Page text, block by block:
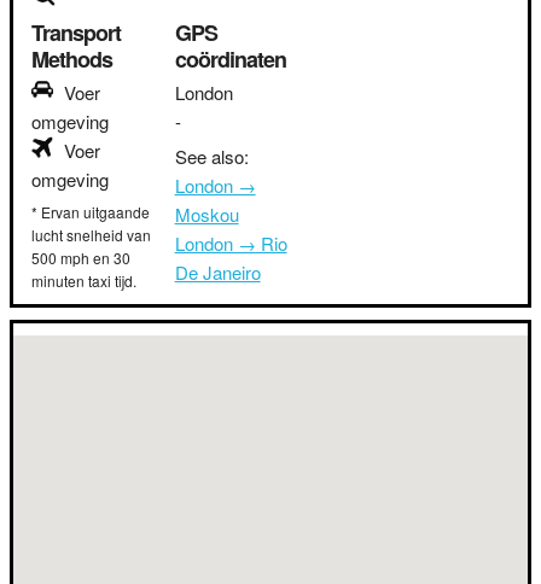
Transport
Methods
Voer
omgeving
Voer
omgeving
* Ervan uitgaande
lucht snelheid van
500 mph en 30
minuten taxi tijd.
GPS
coördinaten
London
-
See also:
London →
Moskou
London → Rio
De Janeiro